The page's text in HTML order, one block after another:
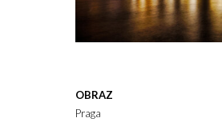
OBRAZ
Praga